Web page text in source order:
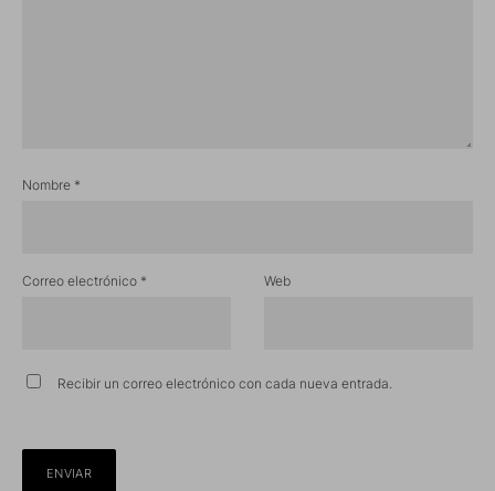
Nombre *
Correo electrónico * Web
Recibir un correo electrónico con cada nueva entrada.